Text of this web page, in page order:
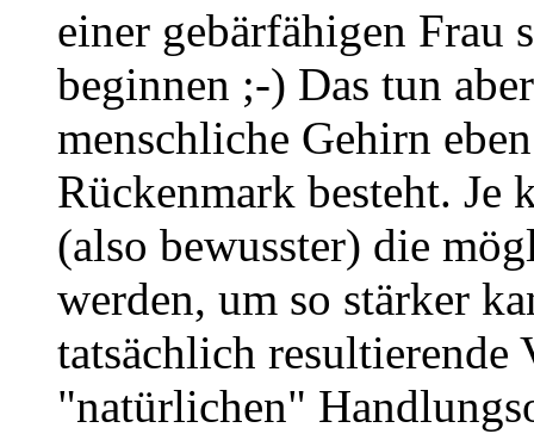
einer gebärfähigen
beginnen ;-) Das tun
menschliche Gehirn
Rückenmark besteht.
(also bewusster) die
werden, um so stärker
tatsächlich resultierende
"natürlichen"